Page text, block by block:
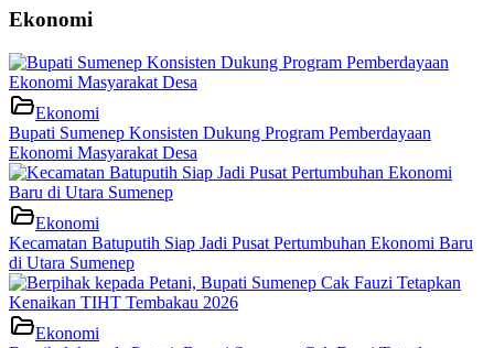
Ekonomi
Ekonomi
Bupati Sumenep Konsisten Dukung Program Pemberdayaan
Ekonomi Masyarakat Desa
Ekonomi
Kecamatan Batuputih Siap Jadi Pusat Pertumbuhan Ekonomi Baru
di Utara Sumenep
Ekonomi